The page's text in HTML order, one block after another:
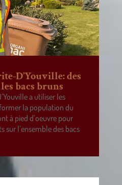
D’Youville: des
bacs bruns
a utiliser les
la population du
à pied d’oeuvre pour
sur l’ensemble des bacs